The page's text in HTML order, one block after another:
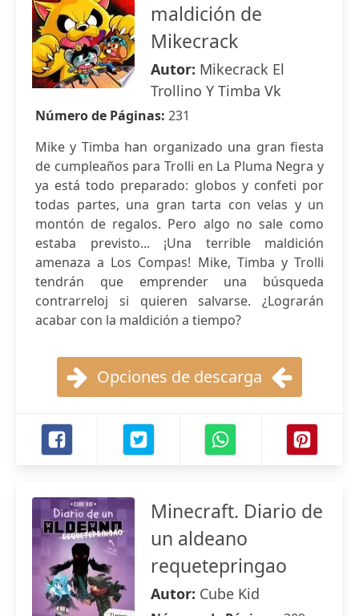
maldición de
Mikecrack
Autor: Mikecrack El
Trollino Y Timba Vk
Número de Páginas: 231
Mike y Timba han organizado una gran fiesta
de cumpleaños para Trolli en La Pluma Negra y
ya está todo preparado: globos y confeti por
todas partes, una gran tarta con velas y un
montón de regalos. Pero algo no sale como
estaba previsto... ¡Una terrible maldición
amenaza a Los Compas! Mike, Timba y Trolli
tendrán que emprender una búsqueda
contrarreloj si quieren salvarse. ¿Lograrán
acabar con la maldición a tiempo?
Opciones de descarga
Minecraft. Diario de
un aldeano
requetepringao
Autor: Cube Kid